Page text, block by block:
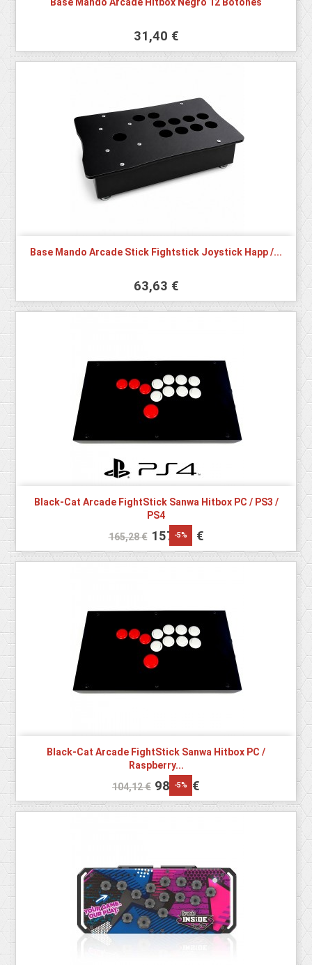
Base Mando Arcade Hitbox Negro 12 Botones
31,40 €
Base Mando Arcade Stick Fightstick Joystick Happ /...
63,63 €
Black-Cat Arcade FightStick Sanwa Hitbox PC / PS3 /
PS4
165,28 €
-5%
157,02 €
Black-Cat Arcade FightStick Sanwa Hitbox PC /
Raspberry...
104,12 €
-5%
98,92 €